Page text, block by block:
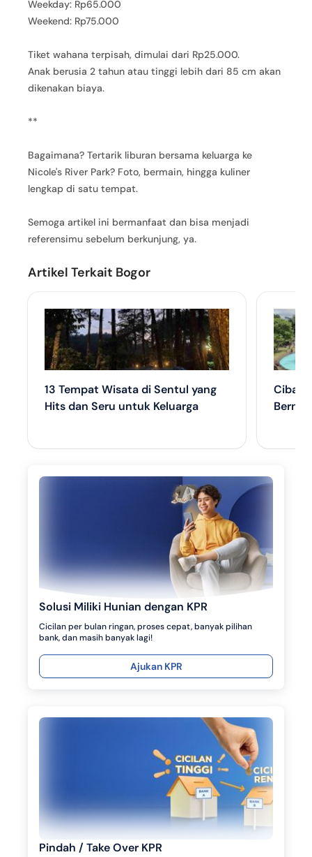
Weekday: Rp65.000
Weekend: Rp75.000
Tiket wahana terpisah, dimulai dari Rp25.000.
Anak berusia 2 tahun atau tinggi lebih dari 85 cm akan
dikenakan biaya.
**
Bagaimana? Tertarik liburan bersama keluarga ke
Nicole's River Park? Foto, bermain, hingga kuliner
lengkap di satu tempat.
Semoga artikel ini bermanfaat dan bisa menjadi
referensimu sebelum berkunjung, ya.
Artikel Terkait Bogor
13 Tempat Wisata di Sentul yang
Hits dan Seru untuk Keluarga
Solusi Miliki Hunian dengan KPR
Cicilan per bulan ringan, proses cepat, banyak pilihan
bank, dan masih banyak lagi!
Ajukan KPR
Pindah / Take Over KPR